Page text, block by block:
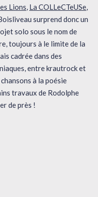
Lions, La COLLeCTeUSe,
surprend donc un
solo sous le nom de
toujours à le limite de la
cadrée dans des
entre krautrock et
à la poésie
travaux de Rodolphe
de près !